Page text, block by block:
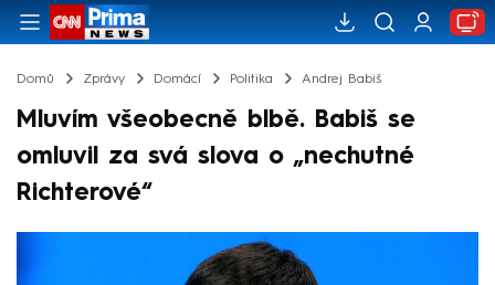
Domů Zprávy Domácí Politika Andrej Babiš
Mluvím všeobecně blbě. Babiš se
omluvil za svá slova o „nechutné
Richterové“